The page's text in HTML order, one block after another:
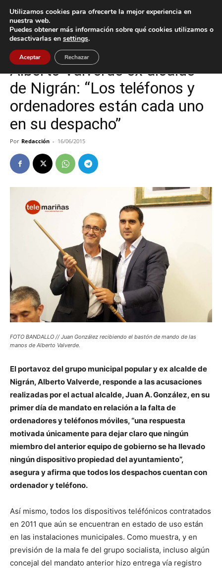
Inicio Nigrán
Nigrán
Alberto Valverde ex alcalde
de Nigrán: “Los teléfonos y
ordenadores están cada uno
en su despacho”
Por Redacción - 16/06/2015
FOTO BANDALLO // Juan González recibiendo el bastón de mando de las
manos de Alberto Valverde.
El portavoz del grupo municipal popular y ex alcalde de
Nigrán, Alberto Valverde, responde a las acusaciones
realizadas por el actual alcalde, Juan A. González, en su
primer día de mandato en relación a la falta de
ordenadores y teléfonos móviles, “una respuesta
motivada únicamente para dejar claro que ningún
miembro del anterior equipo de gobierno se ha llevado
ningún dispositivo propiedad del ayuntamiento”,
asegura y afirma que todos los despachos cuentan con
ordenador y teléfono.
Así mismo, todos los dispositivos teléfónicos contratados
en 2011 que aún se encuentran en estado de uso están
en las instalaciones municipales. Como muestra, y en
previsión de la mala fe del grupo socialista, incluso algún
concejal del mandato anterior hizo entrega vía registro
Utilizamos cookies para ofrecerte la mejor experiencia en
nuestra web.
Puedes obtener más información sobre qué cookies utilizamos o
desactivarlas en settings.
Aceptar Rechazar